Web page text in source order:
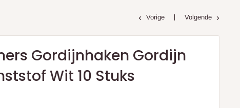
Vorige Volgende
Gordijnhaken Gordijn
Wit 10 Stuks